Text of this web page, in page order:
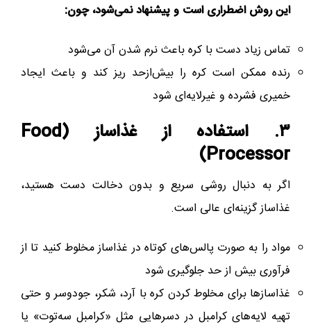
این روش اضطراری است و پیشنهاد نمی‌شود، چون:
تماس زیاد دست با کره باعث نرم شدن آن می‌شود
رنده ممکن است کره را بیش‌از‌حد ریز کند و باعث ایجاد
خمیری فشرده و غیرلایه‌ای شود
۳. استفاده از غذاساز (Food
Processor)
اگر به دنبال روشی سریع و بدون دخالت دست هستید،
غذاساز گزینه‌ای عالی است.
مواد را به صورت پالس‌های کوتاه در غذاساز مخلوط کنید تا از
فرآوری بیش از حد جلوگیری شود
غذاسازها برای مخلوط کردن کره با آرد، شکر، جودوسر و حتی
تهیه لایه‌های کرامبل در دسرهایی مثل «کرامبل سه‌توت» یا